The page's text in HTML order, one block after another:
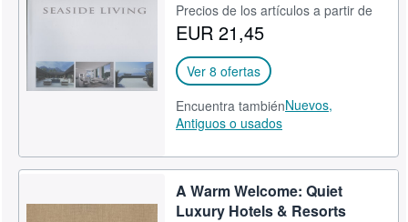
Precios de los artículos a partir de
EUR 21,45
Ver 8 ofertas
Encuentra tambiénNuevos,
Antiguos o usados
A Warm Welcome: Quiet
Luxury Hotels & Resorts